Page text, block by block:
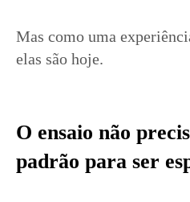
Mas como uma
elas são hoje.
O ensaio não
padrão para ser